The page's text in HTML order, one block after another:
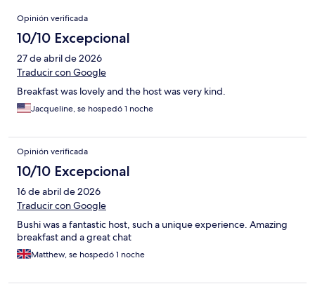
Opiniones
Opinión verificada
10/10 Excepcional
27 de abril de 2026
Traducir con Google
Breakfast was lovely and the host was very kind.
Jacqueline, se hospedó 1 noche
Opinión verificada
10/10 Excepcional
16 de abril de 2026
Traducir con Google
Bushi was a fantastic host, such a unique experience. Amazing
breakfast and a great chat
Matthew, se hospedó 1 noche